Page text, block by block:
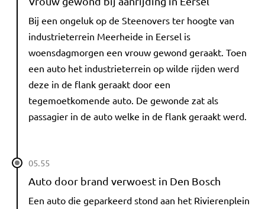
Bij een ongeluk op de Steenovers ter hoogte van
industrieterrein Meerheide in Eersel is
woensdagmorgen een vrouw gewond geraakt. Toen
een auto het industrieterrein op wilde rijden werd
deze in de flank geraakt door een
tegemoetkomende auto. De gewonde zat als
passagier in de auto welke in de flank geraakt werd.
05.55
Auto door brand verwoest in Den Bosch
Een auto die geparkeerd stond aan het Rivierenplein